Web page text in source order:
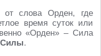
слова Орден, где
время суток или
«Орден» – Сила
Силы.